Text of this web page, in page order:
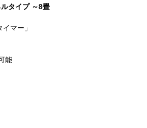
タイプ ～8畳
マー」
能